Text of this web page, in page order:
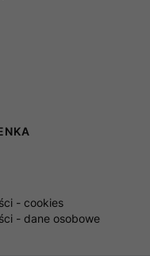
- cookies
- dane osobowe